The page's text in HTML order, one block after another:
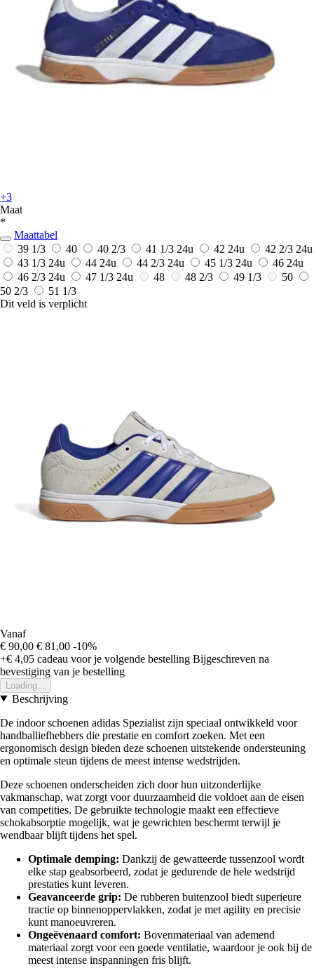
+3
Maat
*
Maattabel
39 1/3
40 40 2/3 41 1/3 24u 42 24u 42 2/3 24u
43 1/3 24u 44 24u 44 2/3 24u 45 1/3 24u 46 24u
46 2/3 24u 47 1/3 24u 48 48 2/3 49 1/3
50
50 2/3
51 1/3
Dit veld is verplicht
Vanaf
€ 90,00 € 81,00 -10%
+€ 4,05 cadeau voor je volgende bestelling Bijgeschreven na
bevestiging van je bestelling
Loading...
Beschrijving
De indoor schoenen adidas Spezialist zijn speciaal ontwikkeld voor
handballiefhebbers die prestatie en comfort zoeken. Met een
ergonomisch design bieden deze schoenen uitstekende ondersteuning
en optimale steun tijdens de meest intense wedstrijden.
Deze schoenen onderscheiden zich door hun uitzonderlijke
vakmanschap, wat zorgt voor duurzaamheid die voldoet aan de eisen
van competities. De gebruikte technologie maakt een effectieve
schokabsorptie mogelijk, wat je gewrichten beschermt terwijl je
wendbaar blijft tijdens het spel.
Optimale demping: Dankzij de gewatteerde tussenzool wordt
elke stap geabsorbeerd, zodat je gedurende de hele wedstrijd
prestaties kunt leveren.
Geavanceerde grip: De rubberen buitenzool biedt superieure
tractie op binnenoppervlakken, zodat je met agility en precisie
kunt manoeuvreren.
Ongeëvenaard comfort: Bovenmateriaal van ademend
materiaal zorgt voor een goede ventilatie, waardoor je ook bij de
meest intense inspanningen fris blijft.